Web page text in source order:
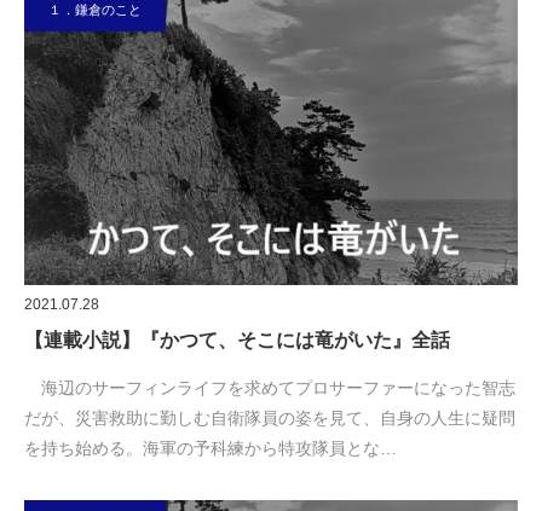
１．鎌倉のこと
2021.07.28
【連載小説】『かつて、そこには竜がいた』全話
海辺のサーフィンライフを求めてプロサーファーになった智志
だが、災害救助に勤しむ自衛隊員の姿を見て、自身の人生に疑問
を持ち始める。海軍の予科練から特攻隊員とな…